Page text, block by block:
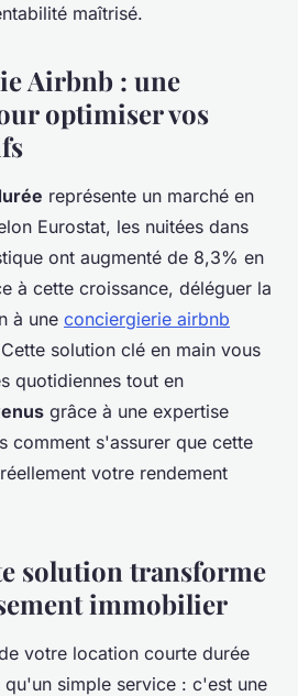
maîtrisé.
Airbnb : une
optimiser vos
représente un marché en
Eurostat, les nuitées dans
ont augmenté de 8,3% en
à cette croissance, déléguer la
à une conciergierie airbnb
solution clé en main vous
quotidiennes tout en
grâce à une expertise
comment s'assurer que cette
votre rendement
solution transforme
immobilier
votre location courte durée
qu'un simple service : c'est une